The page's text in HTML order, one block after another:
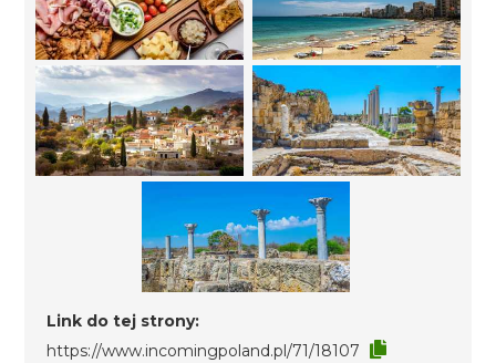
Link do tej strony:
https://www.incomingpoland.pl/71/18107